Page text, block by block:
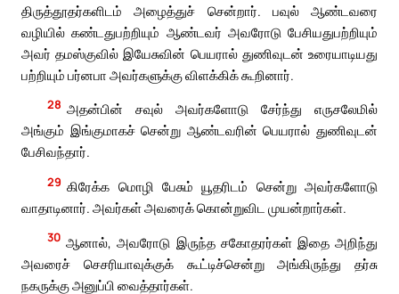
திருத்தூதர்களிடம் அழைத்துச் சென்றார். பவுல் ஆண்டவரை
வழியில் கண்டதுபற்றியும் ஆண்டவர் அவரோடு பேசியதுபற்றியும்
அவர் தமஸ்குவில் இயேசுவின் பெயரால் துணிவுடன் உரையாடியது
பற்றியும் பர்னபா அவர்களுக்கு விளக்கிக் கூறினார்.
28 அதன்பின் சவுல் அவர்களோடு சேர்ந்து எருசலேமில்
அங்கும் இங்குமாகச் சென்று ஆண்டவரின் பெயரால் துணிவுடன்
பேசிவந்தார்.
29 கிரேக்க மொழி பேசும் யூதரிடம் சென்று அவர்களோடு
வாதாடினார். அவர்கள் அவரைக் கொன்றுவிட முயன்றார்கள்.
30 ஆனால், அவரோடு இருந்த சகோதரர்கள் இதை அறிந்து
அவரைச் செசரியாவுக்குக் கூட்டிச்சென்று அங்கிருந்து தர்சு
நகருக்கு அனுப்பி வைத்தார்கள்.